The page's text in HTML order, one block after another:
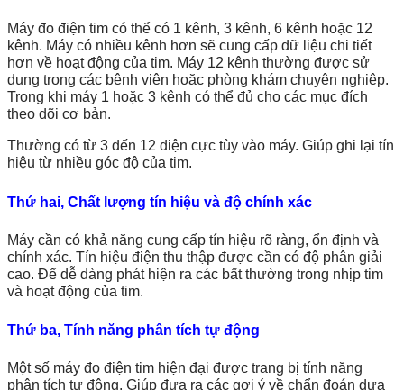
Máy đo điện tim có thể có 1 kênh, 3 kênh, 6 kênh hoặc 12
kênh. Máy có nhiều kênh hơn sẽ cung cấp dữ liệu chi tiết
hơn về hoạt động của tim. Máy 12 kênh thường được sử
dụng trong các bệnh viện hoặc phòng khám chuyên nghiệp.
Trong khi máy 1 hoặc 3 kênh có thể đủ cho các mục đích
theo dõi cơ bản.
Thường có từ 3 đến 12 điện cực tùy vào máy. Giúp ghi lại tín
hiệu từ nhiều góc độ của tim.
Thứ hai, Chất lượng tín hiệu và độ chính xác
Máy cần có khả năng cung cấp tín hiệu rõ ràng, ổn định và
chính xác. Tín hiệu điện thu thập được cần có độ phân giải
cao. Để dễ dàng phát hiện ra các bất thường trong nhịp tim
và hoạt động của tim.
Thứ ba, Tính năng phân tích tự động
Một số máy đo điện tim hiện đại được trang bị tính năng
phân tích tự động. Giúp đưa ra các gợi ý về chẩn đoán dựa